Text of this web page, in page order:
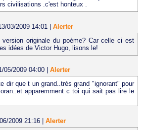
civilisations .c'est honteux .
03/2009 14:01
Alerter
originale du poème? Car celle ci est
idées de Victor Hugo, lisons le!
05/2009 04:00
Alerter
dir que t un grand..très grand "ignorant" pour
apparemment c toi qui sait pas lire le
2009 21:16
Alerter